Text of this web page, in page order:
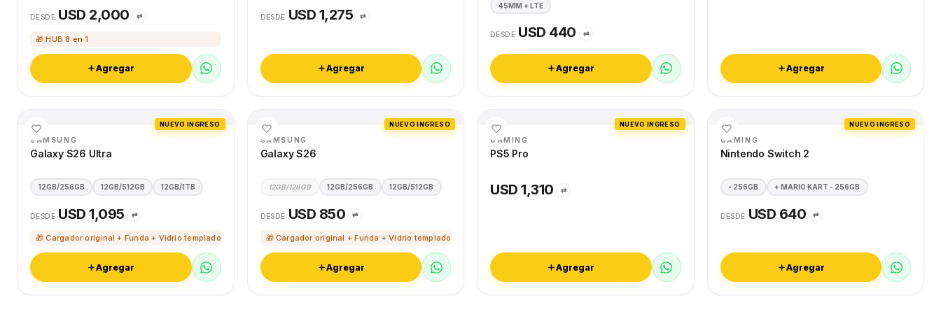
DESDE USD 2,000 ⇄
🎁 HUB 8 en 1
Agregar
DESDE USD 1,275 ⇄
Agregar
45MM + LTE
DESDE USD 440 ⇄
Agregar Agregar
NUEVO INGRESO
SAMSUNG
Galaxy S26 Ultra
12GB/256GB 12GB/512GB 12GB/1TB
DESDE USD 1,095 ⇄
🎁 Cargador original + Funda + Vidrio templado
Agregar
NUEVO INGRESO
SAMSUNG
Galaxy S26
12GB/128GB 12GB/256GB 12GB/512GB
DESDE USD 850 ⇄
🎁 Cargador original + Funda + Vidrio templado
Agregar
NUEVO INGRESO
GAMING
PS5 Pro
USD 1,310 ⇄
Agregar
NUEVO INGRESO
GAMING
Nintendo Switch 2
- 256GB + MARIO KART - 256GB
DESDE USD 640 ⇄
Agregar